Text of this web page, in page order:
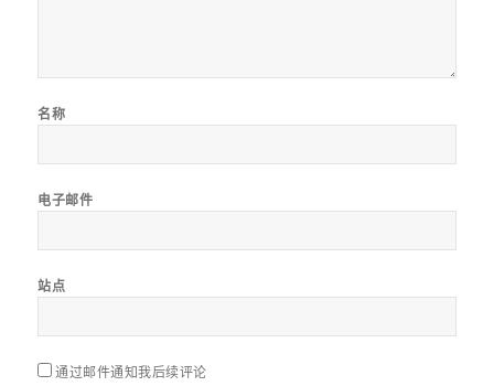
名称
电子邮件
站点
通过邮件通知我后续评论